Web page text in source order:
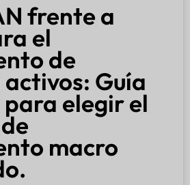
frente a
el
de
Guía
elegir el
macro